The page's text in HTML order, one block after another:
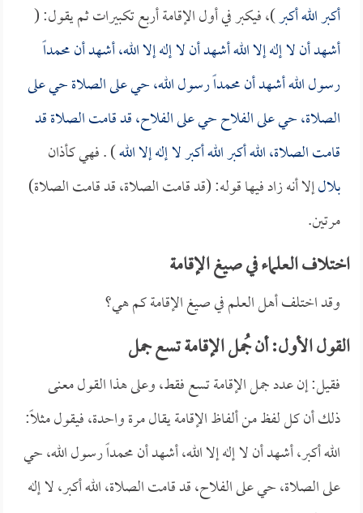
أكبر الله أكبر)، فيكبر في أول الإقامة أربع تكبيرات ثم يقول: (
أشهد أن لا إله إلا الله أشهد أن لا إله إلا الله، أشهد أن محمداً
رسول الله أشهد أن محمداً رسول الله، حي على الصلاة حي على
الصلاة، حي على الفلاح حي على الفلاح، قد قامت الصلاة قد
قامت الصلاة، الله أكبر الله أكبر لا إله إلا الله) . فهي كأذان
بلالإلا أنه زاد فيها قوله: (قد قامت الصلاة، قد قامت الصلاة)
مرتين.
اختلاف العلماء في صيغ الإقامة
وقد اختلف أهل العلم في صيغ الإقامة كم هي؟
القول الأول: أن جُمل الإقامة تسع جمل
فقيل: إن عدد جمل الإقامة تسع فقط، وعلى هذا القول معنى
ذلك أن كل لفظ من ألفاظ الإقامة يقال مرة واحدة، فيقول مثلاً:
الله أكبر، أشهد أن لا إله إلا الله، أشهد أن محمداً رسول الله، حي
على الصلاة، حي على الفلاح، قد قامت الصلاة، الله أكبر، لا إله